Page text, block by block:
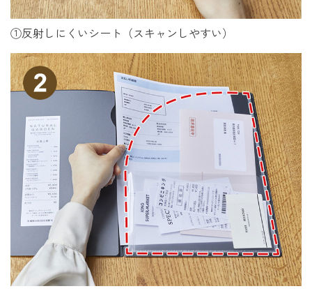
①反射しにくいシート（スキャンしやすい）